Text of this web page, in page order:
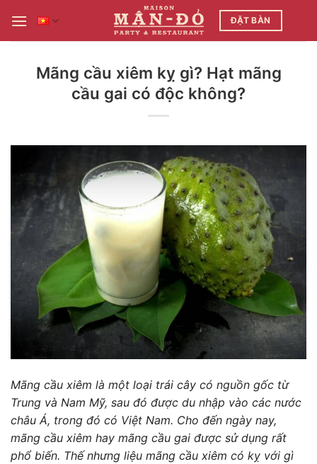
qua
nội
ĐẶT BÀN
Mãng cầu xiêm kỵ gì? Hạt mãng
cầu gai có độc không?
Mãng cầu xiêm là một loại trái cây có nguồn gốc từ
Trung và Nam Mỹ, sau đó được du nhập vào các nước
châu Á, trong đó có Việt Nam. Cho đến ngày nay,
mãng cầu xiêm hay mãng cầu gai được sử dụng rất
phổ biến. Thế nhưng liệu mãng cầu xiêm có kỵ với gì